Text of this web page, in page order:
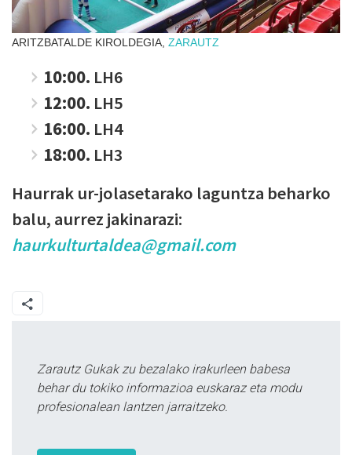
ARITZBATALDE KIROLDEGIA, ZARAUTZ
10:00. LH6
12:00. LH5
16:00. LH4
18:00. LH3
Haurrak ur-jolasetarako laguntza beharko
balu, aurrez jakinarazi:
haurkulturtaldea@gmail.com
Zarautz Gukak zu bezalako irakurleen babesa
behar du tokiko informazioa euskaraz eta modu
profesionalean lantzen jarraitzeko.